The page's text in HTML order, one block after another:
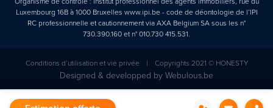
Luxembourg 16B à 1000 Bruxelles www.ipi.be - code de déontologie de l’IPI
RC professionnelle et cautionnement via AXA Belgium SA sous les n°
730.390.160 et n° 010.730 415.531.
Conditions d’utilisation et vie privée | Copyrights 2021 © HONESTY
Designed & developped by Webulous.be